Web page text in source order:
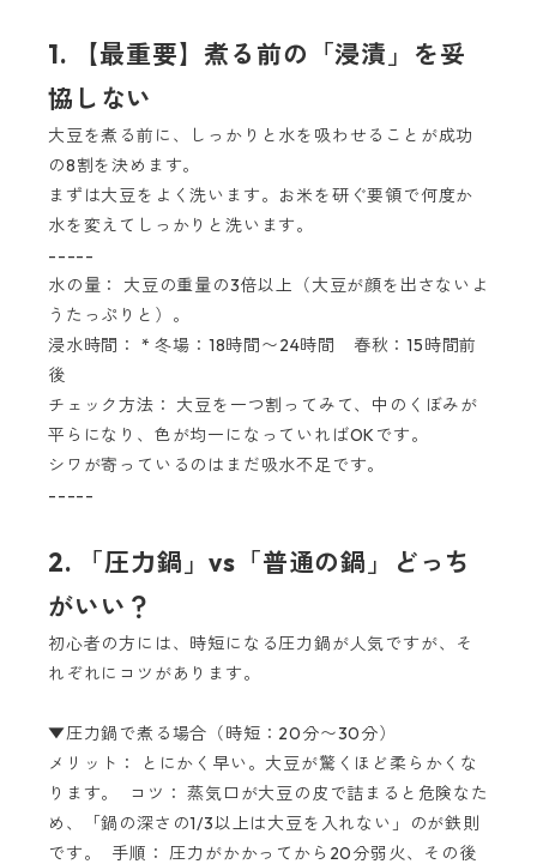
1. 【最重要】煮る前の「浸漬」を妥
協しない
大豆を煮る前に、しっかりと水を吸わせることが成功
の8割を決めます。
まずは大豆をよく洗います。お米を研ぐ要領で何度か
水を変えてしっかりと洗います。
-----
水の量： 大豆の重量の3倍以上（大豆が顔を出さないよ
うたっぷりと）。
浸水時間： * 冬場：18時間〜24時間 春秋：15時間前
後
チェック方法： 大豆を一つ割ってみて、中のくぼみが
平らになり、色が均一になっていればOKです。
シワが寄っているのはまだ吸水不足です。
-----
2. 「圧力鍋」vs「普通の鍋」どっち
がいい？
初心者の方には、時短になる圧力鍋が人気ですが、そ
れぞれにコツがあります。
▼圧力鍋で煮る場合（時短：20分〜30分）
メリット： とにかく早い。大豆が驚くほど柔らかくな
ります。 コツ： 蒸気口が大豆の皮で詰まると危険なた
め、「鍋の深さの1/3以上は大豆を入れない」のが鉄則
です。 手順： 圧力がかかってから20分弱火、その後